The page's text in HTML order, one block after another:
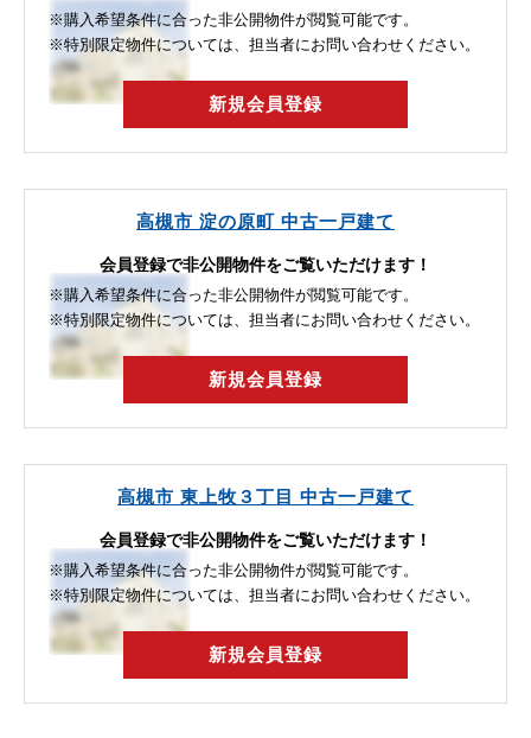
※購入希望条件に合った非公開物件が閲覧可能です。
※特別限定物件については、担当者にお問い合わせください。
新規会員登録
高槻市 淀の原町 中古一戸建て
会員登録で非公開物件をご覧いただけます！
※購入希望条件に合った非公開物件が閲覧可能です。
※特別限定物件については、担当者にお問い合わせください。
新規会員登録
高槻市 東上牧３丁目 中古一戸建て
会員登録で非公開物件をご覧いただけます！
※購入希望条件に合った非公開物件が閲覧可能です。
※特別限定物件については、担当者にお問い合わせください。
新規会員登録